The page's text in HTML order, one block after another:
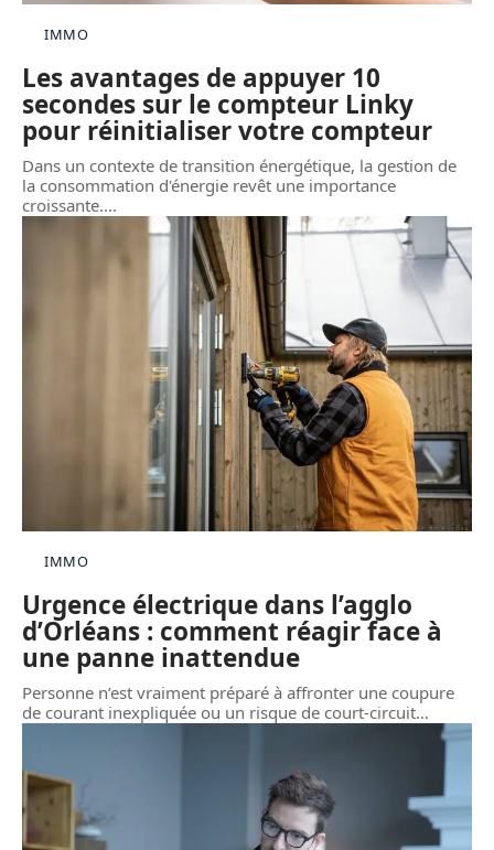
IMMO
Les avantages de appuyer 10
secondes sur le compteur Linky
pour réinitialiser votre compteur
Dans un contexte de transition énergétique, la gestion de
la consommation d'énergie revêt une importance
croissante.…
IMMO
Urgence électrique dans l’agglo
d’Orléans : comment réagir face à
une panne inattendue
Personne n’est vraiment préparé à affronter une coupure
de courant inexpliquée ou un risque de court-circuit…